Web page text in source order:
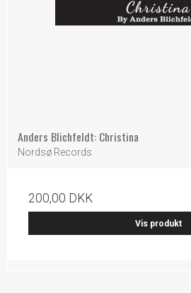
Anders Blichfeldt: Christina
Nordsø Records
200,00 DKK
Vis produkt